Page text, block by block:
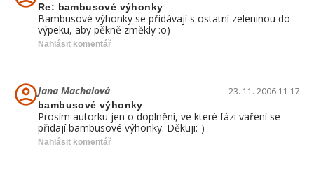
Re: bambusové výhonky
Bambusové výhonky se přidávají s ostatní zeleninou do
výpeku, aby pěkně změkly :o)
Nahlásit komentář
Jana Machalová 23. 11. 2006 11:17
bambusové výhonky
Prosím autorku jen o doplnění, ve které fázi vaření se
přidají bambusové výhonky. Děkuji:-)
Nahlásit komentář